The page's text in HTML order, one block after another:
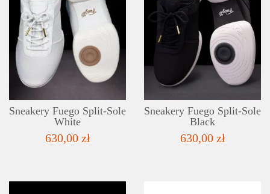
LISTA ŻYCZEŃ
SZCZEGÓŁY
Sneakery Fuego Split-Sole
White
630,00 zł
Sneakery Fuego Split-Sole
Black
630,00 zł